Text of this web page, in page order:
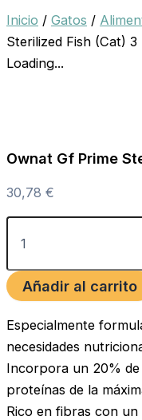
Inicio / Gatos /
Sterilized Fish (Cat) 3
Loading...
Ownat Gf Prime
30,78 €
Añadir al carrito
Especialmente
necesidades
Incorpora un 20%
proteínas de la
Rico en fibras con